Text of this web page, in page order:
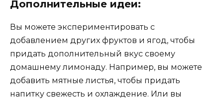
Дополнительные идеи:
Вы можете экспериментировать с
добавлением других фруктов и ягод, чтобы
придать дополнительный вкус своему
домашнему лимонаду. Например, вы можете
добавить мятные листья, чтобы придать
напитку свежесть и охлаждение. Или вы